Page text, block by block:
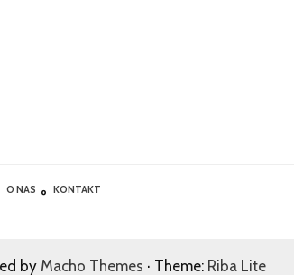
O NAS KONTAKT
by Macho Themes · Theme: Riba Lite